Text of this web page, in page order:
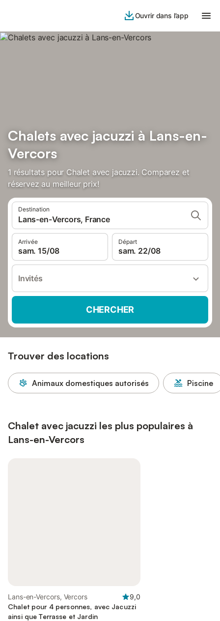
Ouvrir dans l’app
Chalets avec jacuzzi à Lans-en-
Vercors
1 résultats pour Chalet avec jacuzzi. Comparez et
réservez au meilleur prix!
Destination
Lans-en-Vercors, France
Arrivée
sam. 15/08
Départ
sam. 22/08
Invités
CHERCHER
Trouver des locations
Animaux domestiques autorisés Piscine
Chalet avec jacuzzi les plus populaires à
Lans-en-Vercors
Lans-en-Vercors, Vercors
9,0
Chalet pour 4 personnes, avec Jacuzzi
ainsi que Terrasse et Jardin